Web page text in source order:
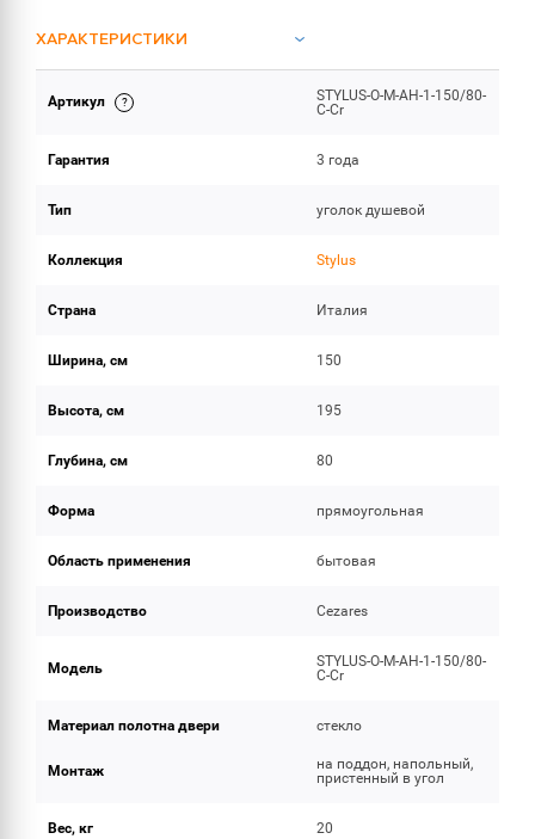
ХАРАКТЕРИСТИКИ
ОБЪЕМ ПОСТАВКИ
Артикул
STYLUS-O-M-AH-1-150/80-
C-Cr
Гарантия 3 года
Тип уголок душевой
Коллекция Stylus
Страна Италия
Ширина, см 150
Высота, см 195
Глубина, см 80
Форма прямоугольная
Область применения бытовая
Производство Cezares
Модель
STYLUS-O-M-AH-1-150/80-
C-Cr
Материал полотна двери стекло
Монтаж
на поддон, напольный,
пристенный в угол
Вес, кг 20